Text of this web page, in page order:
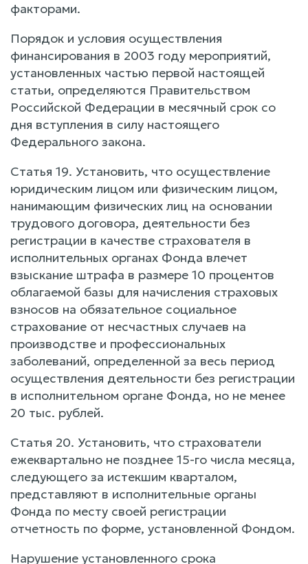
факторами.
Порядок и условия осуществления
финансирования в 2003 году мероприятий,
установленных частью первой настоящей
статьи, определяются Правительством
Российской Федерации в месячный срок со
дня вступления в силу настоящего
Федерального закона.
Статья 19. Установить, что осуществление
юридическим лицом или физическим лицом,
нанимающим физических лиц на основании
трудового договора, деятельности без
регистрации в качестве страхователя в
исполнительных органах Фонда влечет
взыскание штрафа в размере 10 процентов
облагаемой базы для начисления страховых
взносов на обязательное социальное
страхование от несчастных случаев на
производстве и профессиональных
заболеваний, определенной за весь период
осуществления деятельности без регистрации
в исполнительном органе Фонда, но не менее
20 тыс. рублей.
Статья 20. Установить, что страхователи
ежеквартально не позднее 15-го числа месяца,
следующего за истекшим кварталом,
представляют в исполнительные органы
Фонда по месту своей регистрации
отчетность по форме, установленной Фондом.
Нарушение установленного срока